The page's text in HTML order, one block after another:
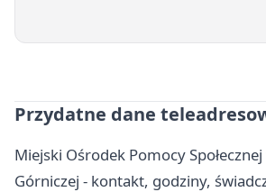
Przydatne dane
Miejski Ośrodek Pomocy
Górniczej - kontakt, godziny,